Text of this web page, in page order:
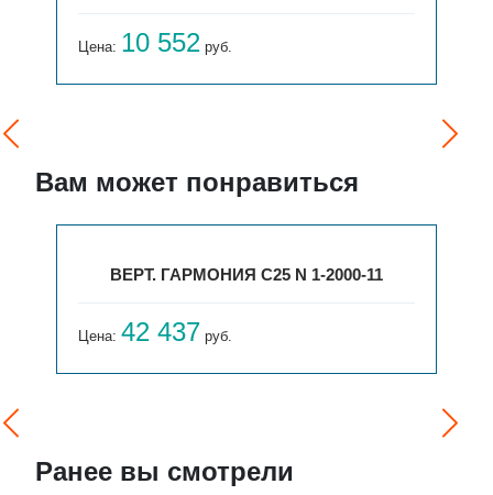
Цена: 10 552 руб.
Вам может понравиться
ВЕРТ. ГАРМОНИЯ С25 N 1-2000-11
Цена:42 437 руб.
Ранее вы смотрели